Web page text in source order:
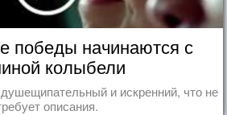
победы начинаются с
колыбели
и искренний, что не
описания.